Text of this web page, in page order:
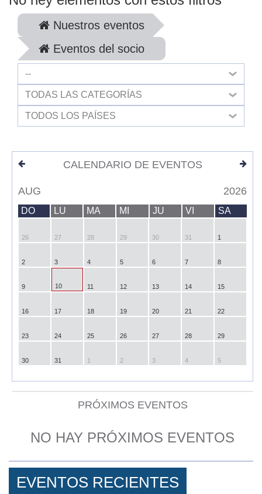
Nuestros eventos
Eventos del socio
--
TODAS LAS CATEGORÍAS
TODOS LOS PAÍSES
CALENDARIO DE EVENTOS
AUG 2026
DO LU MA MI JU VI SA
26 27 28 29 30 31 1
2 3 4 5 6 7 8
9 10 11 12 13 14 15
16 17 18 19 20 21 22
23 24 25 26 27 28 29
30 31 1 2 3 4 5
PRÓXIMOS EVENTOS
NO HAY PRÓXIMOS EVENTOS
EVENTOS RECIENTES